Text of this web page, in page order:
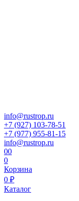
info@rustrop.ru
+7 (927) 103-78-51
+7 (977) 955-81-15
info@rustrop.ru
00
0
Корзина
0 ₽
Каталог